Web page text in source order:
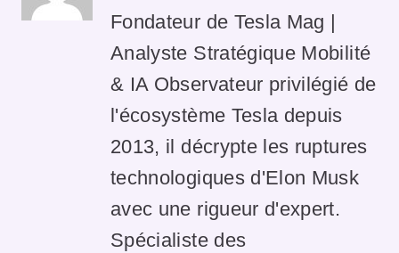
Fondateur de Tesla Mag |
Analyste Stratégique Mobilité
& IA Observateur privilégié de
l'écosystème Tesla depuis
2013, il décrypte les ruptures
technologiques d'Elon Musk
avec une rigueur d'expert.
Spécialiste des